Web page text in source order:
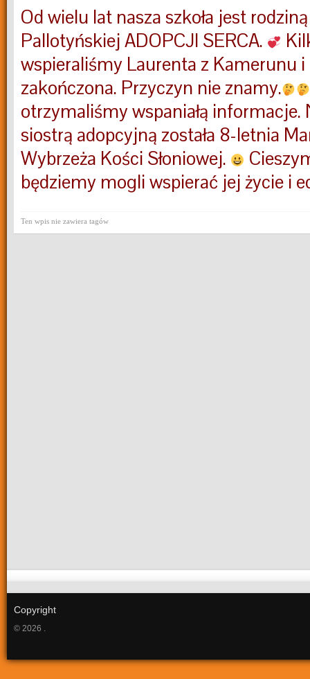
Od wielu lat nasza szkoła jest
Pallotyńskiej ADOPCJI SERCA.
wspieraliśmy Laurenta z Kamerunu i
zakończona. Przyczyn nie znamy.
otrzymaliśmy wspaniałą informacje.
siostrą adopcyjną została 8-letnia
Wybrzeża Kości Słoniowej.
będziemy mogli wspierać jej życie i
Ten wpis nie zawiera tagów
Copyright
© 2026 .